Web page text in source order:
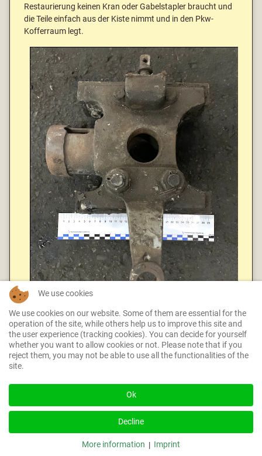
Restaurierung keinen Kran oder Gabelstapler braucht und
die Teile einfach aus der Kiste nimmt und in den Pkw-
Kofferraum legt.
We use cookies
We use cookies on our website. Some of them are essential for the
operation of the site, while others help us to improve this site and
the user experience (tracking cookies). You can decide for yourself
whether you want to allow cookies or not. Please note that if you
reject them, you may not be able to use all the functionalities of the
site.
Ok
Decline
More information | Imprint